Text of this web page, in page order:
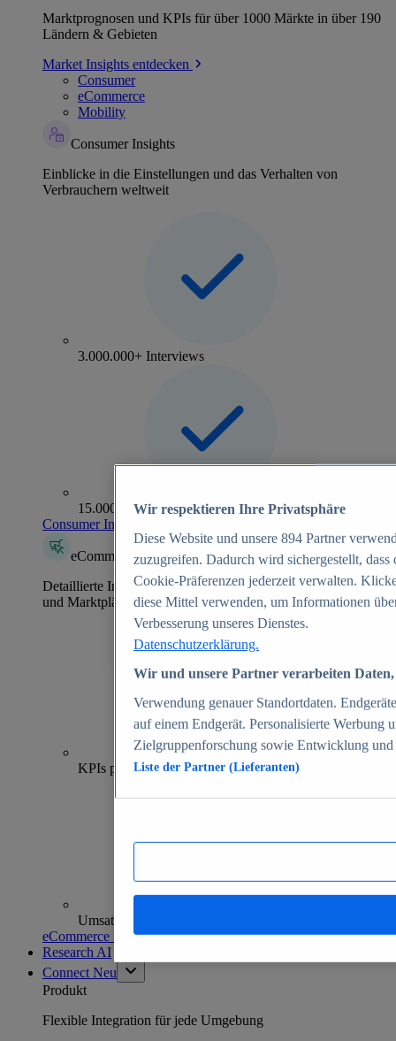
Marktprognosen und KPIs für über 1000 Märkte in über 190
Ländern & Gebieten
Market Insights entdecken
Consumer
eCommerce
Mobility
Consumer Insights
Einblicke in die Einstellungen und das Verhalten von
Verbrauchern weltweit
3.000.000+ Interviews
15.000+ Marken
Consumer Insights entdecken
eCommerce Insights
Detaillierte Informationen zu mehr als 39.000 Online-Shops
und Marktplätzen
70+
KPIs pro Shop
Umsatzanalysen und -prognosen
eCommerce Insights entdecken
Research AI
Connect Neu
Produkt
Flexible Integration für jede Umgebung
Wir respektieren Ihre Privatsphäre
Diese Website und unsere 894 Partner
zuzugreifen. Dadurch wird sichergestellt,
Cookie-Präferenzen jederzeit verwalten.
diese Mittel verwenden, um Informationen
Verbesserung unseres Dienstes.
Datenschutzerklärung.
Wir und unsere Partner verarbeiten
Verwendung genauer Standortdaten.
auf einem Endgerät. Personalisierte Werbung
Zielgruppenforschung sowie Entwicklung
Liste der Partner (Lieferanten)